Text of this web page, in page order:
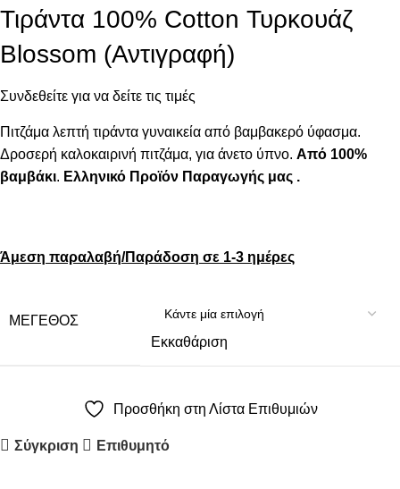
Τιράντα 100% Cotton Τυρκουάζ
Blossom (Αντιγραφή)
Συνδεθείτε για να δείτε τις τιμές
Πιτζάμα λεπτή τιράντα γυναικεία από βαμβακερό ύφασμα.
Δροσερή καλοκαιρινή πιτζάμα, για άνετο ύπνο. Από 100%
βαμβάκι. Ελληνικό Προϊόν Παραγωγής μας .
Άμεση παραλαβή/Παράδοση σε 1-3 ημέρες
ΜΈΓΕΘΟΣ
Εκκαθάριση
Προσθήκη στη Λίστα Επιθυμιών
Σύγκριση Επιθυμητό